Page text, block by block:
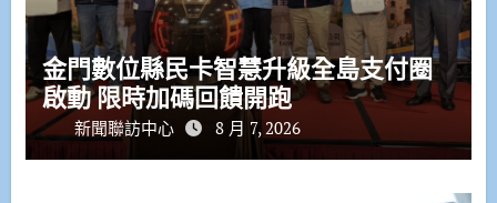
金門數位縣民卡智慧升級全島支付圈
啟動 限時加碼回饋開跑
新聞聯訪中心 8 月 7, 2026